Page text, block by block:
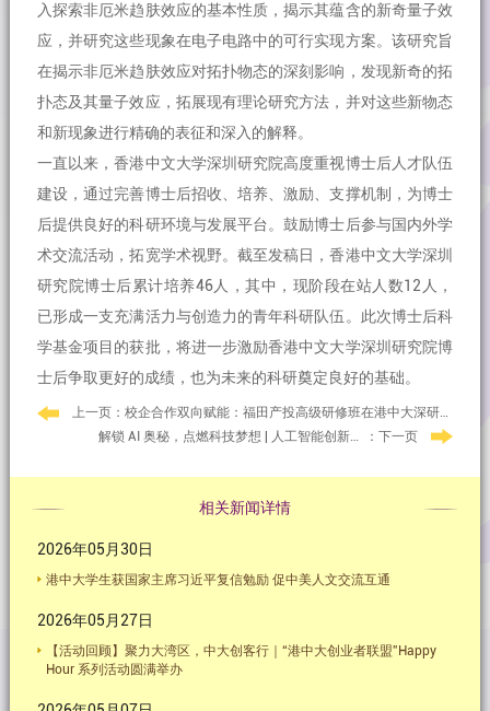
入探索非厄米趋肤效应的基本性质，揭示其蕴含的新奇量子效
应，并研究这些现象在电子电路中的可行实现方案。该研究旨
在揭示非厄米趋肤效应对拓扑物态的深刻影响，发现新奇的拓
扑态及其量子效应，拓展现有理论研究方法，并对这些新物态
和新现象进行精确的表征和深入的解释。
一直以来，香港中文大学深圳研究院高度重视博士后人才队伍
建设，通过完善博士后招收、培养、激励、支撑机制，为博士
后提供良好的科研环境与发展平台。鼓励博士后参与国内外学
术交流活动，拓宽学术视野。截至发稿日，香港中文大学深圳
研究院博士后累计培养46人，其中，现阶段在站人数12人，
已形成一支充满活力与创造力的青年科研队伍。此次博士后科
学基金项目的获批，将进一步激励香港中文大学深圳研究院博
士后争取更好的成绩，也为未来的科研奠定良好的基础。
上一页：校企合作双向赋能：福田产投高级研修班在港中大深研院正式开班
解锁 AI 奥秘，点燃科技梦想 | 人工智能创新体验营2025 圆满落幕
：下一页
相关新闻详情
2026年05月30日
港中大学生获国家主席习近平复信勉励 促中美人文交流互通
2026年05月27日
【活动回顾】聚力大湾区，中大创客行｜“港中大创业者联盟”Happy
Hour 系列活动圆满举办